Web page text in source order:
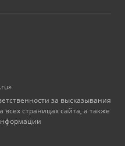
за высказывания
всех страницах сайта, а также